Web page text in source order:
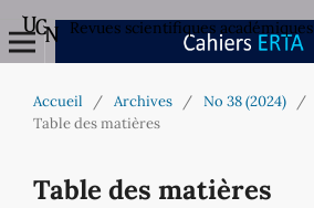
Revues scientifiques académiques
Accueil / Archives / No 38 (2024)
/
Table des matières
Table des matières